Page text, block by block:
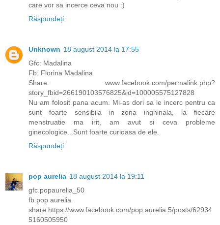
care vor sa incerce ceva nou :)
Răspundeți
Unknown 18 august 2014 la 17:55
Gfc: Madalina
Fb: Florina Madalina
Share: www.facebook.com/permalink.php?
story_fbid=266190103576825&id=100005575127828
Nu am folosit pana acum. Mi-as dori sa le incerc pentru ca
sunt foarte sensibila in zona inghinala, la fiecare
menstruatie ma irit, am avut si ceva probleme
ginecologice...Sunt foarte curioasa de ele.
Răspundeți
pop aurelia 18 august 2014 la 19:11
gfc.popaurelia_50
fb.pop aurelia
share.https://www.facebook.com/pop.aurelia.5/posts/62934
5160505950